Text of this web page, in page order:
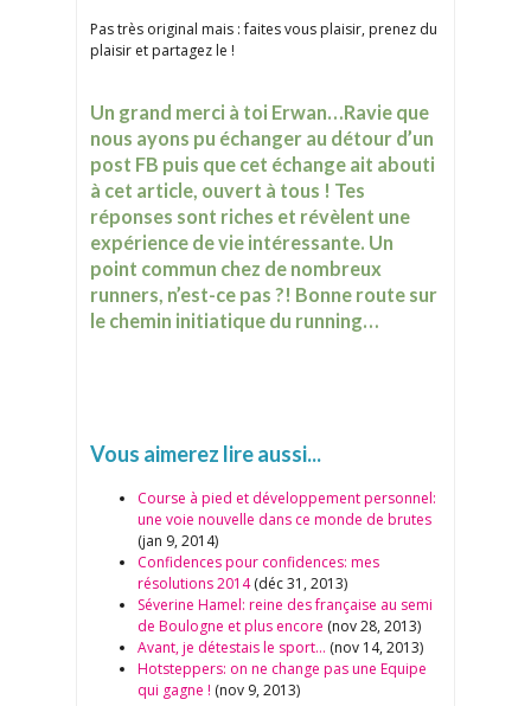
Pas très original mais : faites vous plaisir, prenez du
plaisir et partagez le !
Un grand merci à toi Erwan…Ravie que
nous ayons pu échanger au détour d’un
post FB puis que cet échange ait abouti
à cet article, ouvert à tous ! Tes
réponses sont riches et révèlent une
expérience de vie intéressante. Un
point commun chez de nombreux
runners, n’est-ce pas ?! Bonne route sur
le chemin initiatique du running…
Vous aimerez lire aussi...
Course à pied et développement personnel:
une voie nouvelle dans ce monde de brutes
(jan 9, 2014)
Confidences pour confidences: mes
résolutions 2014(déc 31, 2013)
Séverine Hamel: reine des française au semi
de Boulogne et plus encore (nov 28, 2013)
Avant, je détestais le sport… (nov 14, 2013)
Hotsteppers: on ne change pas une Equipe
qui gagne ! (nov 9, 2013)